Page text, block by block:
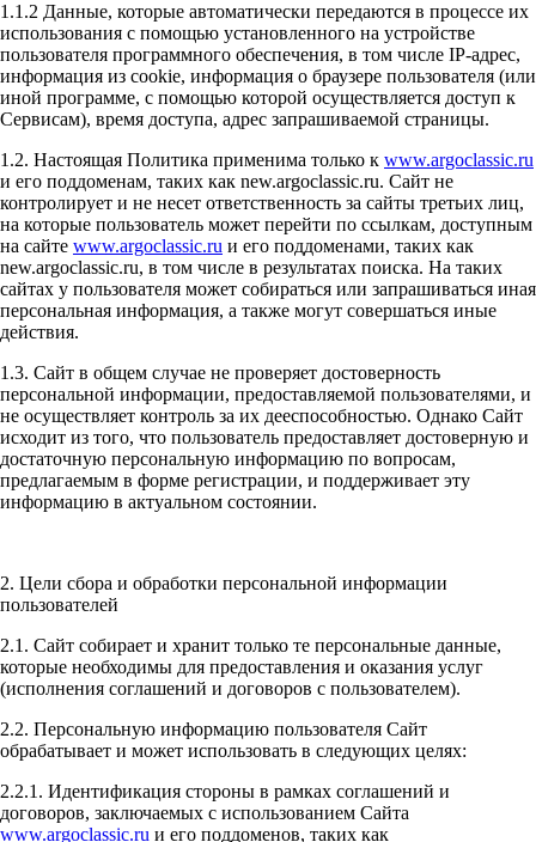
1.1.2 Данные, которые автоматически передаются в процессе их
использования с помощью установленного на устройстве
пользователя программного обеспечения, в том числе IP-адрес,
информация из cookie, информация о браузере пользователя (или
иной программе, с помощью которой осуществляется доступ к
Сервисам), время доступа, адрес запрашиваемой страницы.
1.2. Настоящая Политика применима только к www.argoclassic.ru
и его поддоменам, таких как new.argoclassic.ru. Сайт не
контролирует и не несет ответственность за сайты третьих лиц,
на которые пользователь может перейти по ссылкам, доступным
на сайте www.argoclassic.ru и его поддоменами, таких как
new.argoclassic.ru, в том числе в результатах поиска. На таких
сайтах у пользователя может собираться или запрашиваться иная
персональная информация, а также могут совершаться иные
действия.
1.3. Сайт в общем случае не проверяет достоверность
персональной информации, предоставляемой пользователями, и
не осуществляет контроль за их дееспособностью. Однако Сайт
исходит из того, что пользователь предоставляет достоверную и
достаточную персональную информацию по вопросам,
предлагаемым в форме регистрации, и поддерживает эту
информацию в актуальном состоянии.
2. Цели сбора и обработки персональной информации
пользователей
2.1. Сайт собирает и хранит только те персональные данные,
которые необходимы для предоставления и оказания услуг
(исполнения соглашений и договоров с пользователем).
2.2. Персональную информацию пользователя Сайт
обрабатывает и может использовать в следующих целях:
2.2.1. Идентификация стороны в рамках соглашений и
договоров, заключаемых с использованием Сайта
www.argoclassic.ru и его поддоменов, таких как